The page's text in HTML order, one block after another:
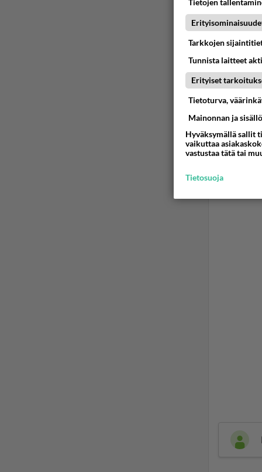
Tietojen
Tarkkojen
Tunnista laitteet
Erityiset
Tietoturva,
Mainonnan ja
Hyväksymällä sallit
vaikuttaa
vastustaa tätä tai
Tietosuoja